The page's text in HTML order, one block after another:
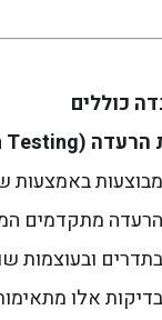
כוללים
הרעדה (Vibration Testing)
מבוצעות באמצעות
הרעדה מתקדמים
בתדרים ובעוצמות
בדיקות אלו